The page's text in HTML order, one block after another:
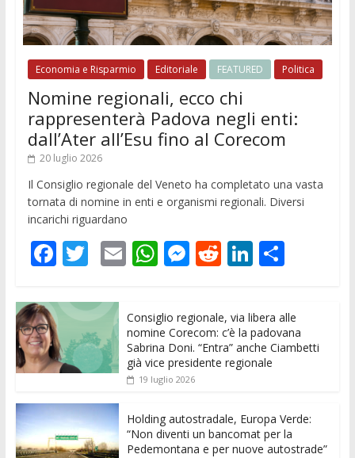
Economia e Risparmio Editoriale FEATURED Politica
Nomine regionali, ecco chi
rappresenterà Padova negli enti:
dall’Ater all’Esu fino al Corecom
20 luglio 2026
Il Consiglio regionale del Veneto ha completato una vasta
tornata di nomine in enti e organismi regionali. Diversi
incarichi riguardano
F
e
b
o
o
k
T
itt
er
E
l
W
at
s
A
p
M
e
n
g
R
di
t
Li
k
e
dI
C
n
di
vi
Consiglio regionale, via libera alle
nomine Corecom: c’è la padovana
Sabrina Doni. “Entra” anche Ciambetti
già vice presidente regionale
19 luglio 2026
Holding autostradale, Europa Verde:
“Non diventi un bancomat per la
Pedemontana e per nuove autostrade”